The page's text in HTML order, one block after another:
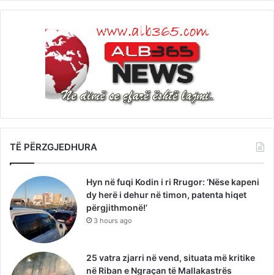
TË PËRZGJEDHURA
Hyn në fuqi Kodin i ri Rrugor: ‘Nëse kapeni
dy herë i dehur në timon, patenta hiqet
përgjithmonë!’
3 hours ago
25 vatra zjarri në vend, situata më kritike
në Riban e Ngraçan të Mallakastrës